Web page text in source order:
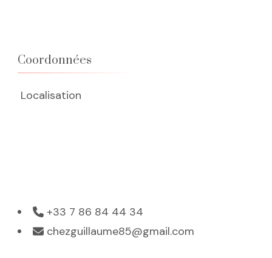
Coordonnées
Localisation
+33 7 86 84 44 34
chezguillaume85@gmail.com